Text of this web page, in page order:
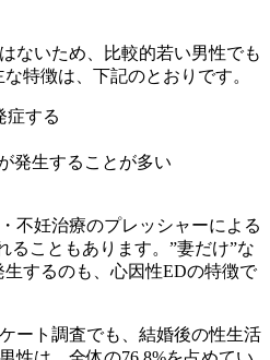
ないため、比較的若い男性でも
特徴は、下記のとおりです。
症する
発生することが多い
不妊治療のプレッシャーによる
ることもあります。”妻だけ”な
するのも、心因性EDの特徴で
ート調査でも、結婚後の性生活